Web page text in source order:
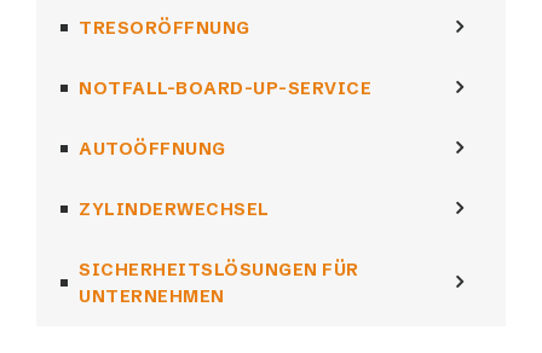
TRESORÖFFNUNG
NOTFALL-BOARD-UP-SERVICE
AUTOÖFFNUNG
ZYLINDERWECHSEL
SICHERHEITSLÖSUNGEN FÜR
UNTERNEHMEN